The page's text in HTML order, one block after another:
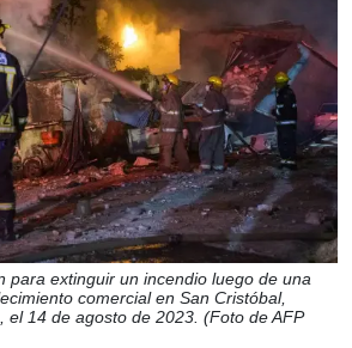
para extinguir un incendio luego de una
comercial en San Cristóbal,
el 14 de agosto de 2023. (Foto de AFP